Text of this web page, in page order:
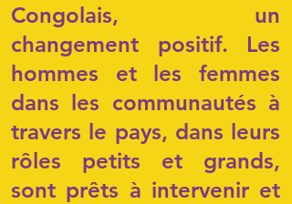
Congolais, un
changement positif. Les
hommes et les femmes
dans les communautés à
travers le pays, dans leurs
rôles petits et grands,
sont prêts à intervenir et